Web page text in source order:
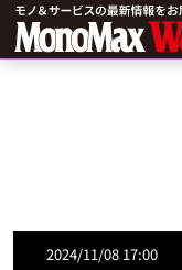
2024/11/08 17:00